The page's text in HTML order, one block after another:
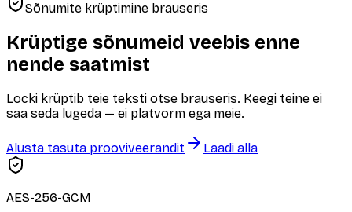
Sõnumite krüptimine brauseris
Krüptige sõnumeid veebis enne
nende saatmist
Locki krüptib teie teksti otse brauseris. Keegi teine ei
saa seda lugeda — ei platvorm ega meie.
Alusta tasuta prooviveerandit Laadi alla
AES-256-GCM